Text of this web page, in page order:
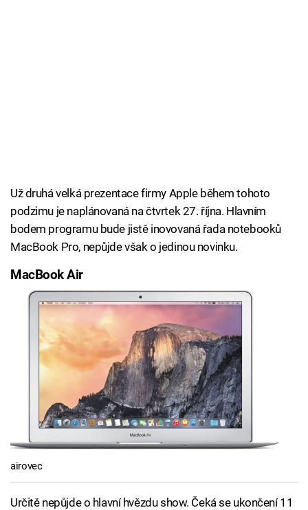
Už druhá velká prezentace firmy Apple během tohoto
podzimu je naplánovaná na čtvrtek 27. října. Hlavním
bodem programu bude jistě inovovaná řada notebooků
MacBook Pro, nepůjde však o jedinou novinku.
MacBook Air
airovec
Určitě nepůjde o hlavní hvězdu show. Čeká se ukončení 11